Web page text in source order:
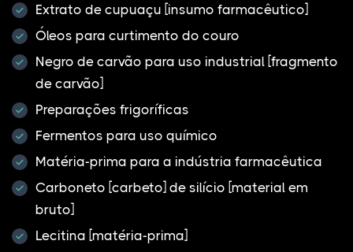
Extrato de cupuaçu [insumo farmacêutico]
Óleos para curtimento do couro
Negro de carvão para uso industrial [fragmento
de carvão]
Preparações frigoríficas
Fermentos para uso químico
Matéria-prima para a indústria farmacêutica
Carboneto [carbeto] de silício [material em
bruto]
Lecitina [matéria-prima]